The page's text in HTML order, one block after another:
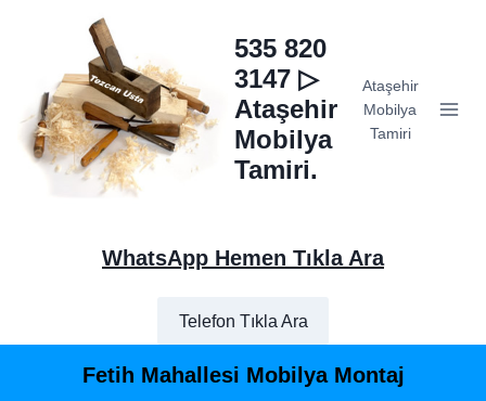
535 820
3147 ▷
Ataşehir
Mobilya
Tamiri.
Ataşehir
Mobilya
Tamiri
WhatsApp Hemen Tıkla Ara
Telefon Tıkla Ara
Fetih Mahallesi Mobilya Montaj